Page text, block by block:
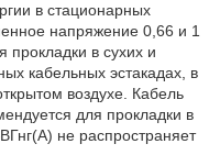
в стационарных
напряжение 0,66 и 1
прокладки в сухих и
кабельных эстакадах, в
воздухе. Кабель
для прокладки в
не распространяет